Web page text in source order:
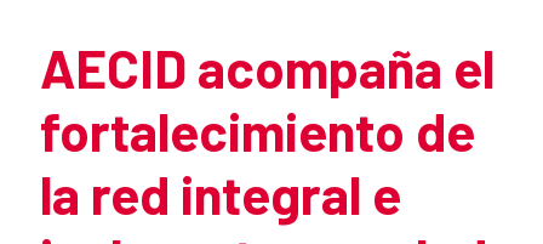
AECID acompaña el
fortalecimiento de
la red integral e